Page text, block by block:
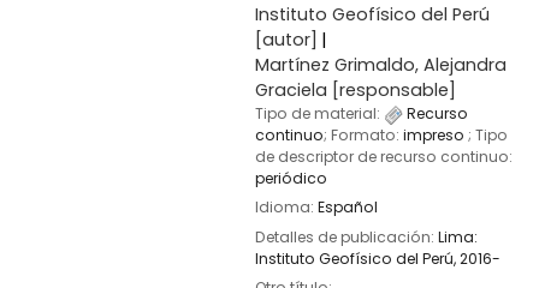
Instituto Geofísico del Perú
[autor]
Martínez Grimaldo, Alejandra
Graciela [responsable]
Tipo de material:
Recurso
continuo; Formato: impreso ; Tipo
de descriptor de recurso continuo:
periódico
Idioma: Español
Detalles de publicación: Lima:
Instituto Geofísico del Perú,2016-